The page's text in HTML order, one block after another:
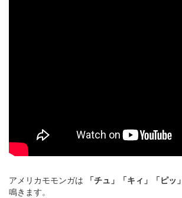
アメリカモモンガは 「チュ」「キィ」「ピッ」
鳴きます。